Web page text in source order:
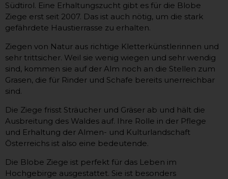
Südtirol. Eine Erhaltungszucht gibt es für die Blobe
Ziege erst seit 2007. Das ist auch nötig, um die stark
gefährdete Haustierrasse zu erhalten.
Ziegen von Natur aus richtige Kletterkünstlerinnen und
sehr trittsicher. Weil sie wenig wiegen und sehr wendig
sind, kommen sie auf der Alm noch an die Stellen zum
Grasen, die für Rinder und Schafe bereits unerreichbar
sind.
Die Ziege frisst Sträucher und Gräser ab und hält die
Ausbreitung des Waldes auf. Ihre Rolle in der Pflege
und Erhaltung der Almen- und Kulturlandschaft
Österreichs ist also eine bedeutende.
Die Blobe Ziege ist perfekt für das Leben im
Hochgebirge ausgestattet. Sie ist besonders